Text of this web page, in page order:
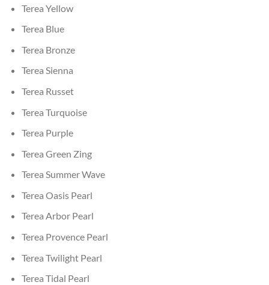
Terea Yellow
Terea Blue
Terea Bronze
Terea Sienna
Terea Russet
Terea Turquoise
Terea Purple
Terea Green Zing
Terea Summer Wave
Terea Oasis Pearl
Terea Arbor Pearl
Terea Provence Pearl
Terea Twilight Pearl
Terea Tidal Pearl